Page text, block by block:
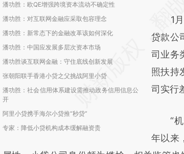
潘功胜：欧QE增强跨境资本流动不确定性
潘功胜：对互联网金融应采取包容理念
潘功胜：新常态下的金融改革该如何深化
潘功胜：中国应发展多层次资本市场
潘功胜谈互联网金融：守住底线创新发展
张朝阳联手香港小贷之父挑战阿里小贷
潘功胜：社会信用体系建设需推动政务信用信息公
开
阿里小贷携手海尔小贷推“秒贷”
专家：降低小贷机构成本缓解融资贵
成，可
新观点
对和校
1月
贷款公
司业务
照扶持
司实行
“机
年以来